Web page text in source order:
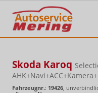
Skoda Karoq
Fahrzeugnr.: 19426,